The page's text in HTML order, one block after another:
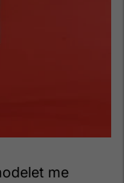
me